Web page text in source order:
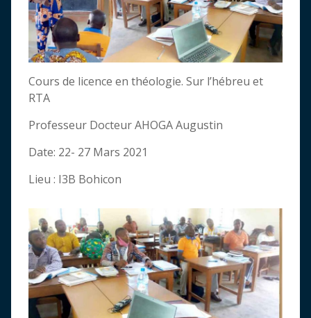
Cours de licence en théologie. Sur l’hébreu et
RTA
Professeur Docteur AHOGA Augustin
Date: 22- 27 Mars 2021
Lieu : I3B Bohicon